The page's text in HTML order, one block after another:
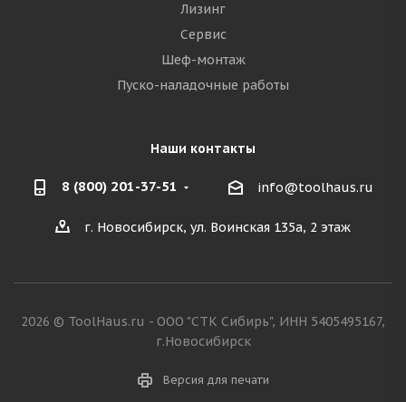
Лизинг
Сервис
Шеф-монтаж
Пуско-наладочные работы
Наши контакты
8 (800) 201-37-51 info@toolhaus.ru
г. Новосибирск, ул. Воинская 135а, 2 этаж
2026 © ToolHaus.ru - ООО "СТК Сибирь", ИНН 5405495167,
г.Новосибирск
Версия для печати